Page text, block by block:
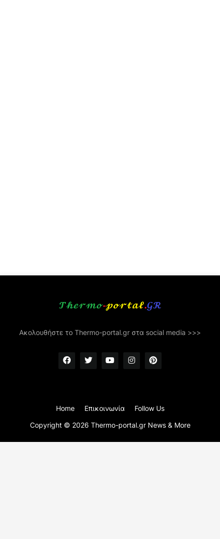
Ακολουθήστε το Thermo-portal.gr στα social media >>>
Copyright © 2026 Thermo-portal.gr News & More
Home Επικοινωνία Follow Us